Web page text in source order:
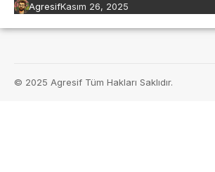
AgresifKasım 26, 2025
© 2025 Agresif Tüm Hakları Saklıdır.